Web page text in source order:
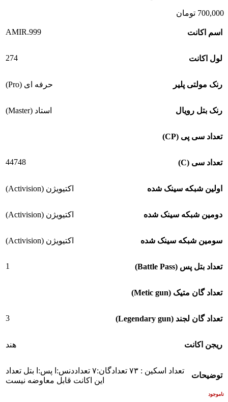
700,000 تومان
اسم اکانت AMIR.999
لول اکانت 274
رنک مولتی پلیر حرفه ای (Pro)
رنک بتل رویال استاد (Master)
تعداد سی پی (CP)
تعداد سی (C) 44748
اولین شبکه سینک شده اکتیویژن (Activision)
دومین شبکه سینک شده اکتیویژن (Activision)
سومین شبکه سینک شده اکتیویژن (Activision)
تعداد بتل پس (Battle Pass) 1
تعداد گان متیک (Metic gun)
تعداد گان لجند (Legendary gun) 3
ریجن اکانت هند
توضیحات
تعداد اسکین : ۷۳ تعدادگان:٧ تعداددنس:ا پس:ا بتل تعداد
این اکانت قابل معاوضه نیست
ناموجود